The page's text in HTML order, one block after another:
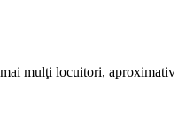
mulţi locuitori,